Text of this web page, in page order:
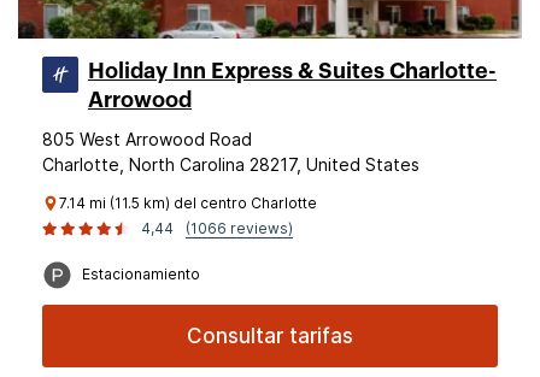
Holiday Inn Express & Suites Charlotte-
Arrowood
805 West Arrowood Road
Charlotte, North Carolina 28217, United States
7.14 mi (11.5 km) del centro Charlotte
4,44
(1066 reviews)
Estacionamiento
Consultar tarifas